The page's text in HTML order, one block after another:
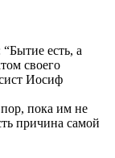
есть, а
своего
Иосиф
пока им не
причина самой